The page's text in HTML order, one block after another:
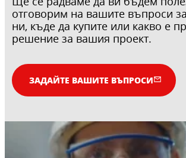
отговорим на вашите въпроси
ни, къде да купите или какво е
решение за вашия проект.
ЗАДАЙТЕ ВАШИТЕ ВЪПРОСИ